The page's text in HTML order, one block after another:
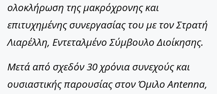
ολοκλήρωση της μακρόχρονης και
επιτυχημένης συνεργασίας του με τον Στρατή
Λιαρέλλη, Εντεταλμένο Σύμβουλο Διοίκησης.
Μετά από σχεδόν 30 χρόνια συνεχούς και
ουσιαστικής παρουσίας στον Όμιλο Antenna,